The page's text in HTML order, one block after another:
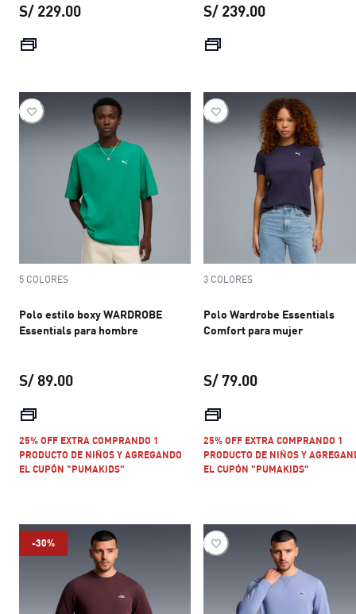
S/ 229.00
precio actual S/ 229.00
S/ 239.00
5 COLORES
Polo estilo boxy WARDROBE
Essentials para hombre
S/ 89.00
25% OFF EXTRA COMPRANDO 1
PRODUCTO DE NIÑOS Y AGREGANDO
EL CUPÓN "PUMAKIDS"
3 COLORES
Polo Wardrobe Essentials
Comfort para mujer
S/ 79.00
25% OFF EXTRA COMPRANDO 1
PRODUCTO DE NIÑOS Y
EL CUPÓN "PUMAKIDS"
-30%